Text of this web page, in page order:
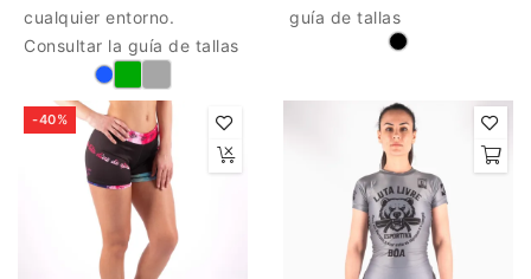
cualquier entorno.
Consultar la guía de tallas
guía de tallas
-40%